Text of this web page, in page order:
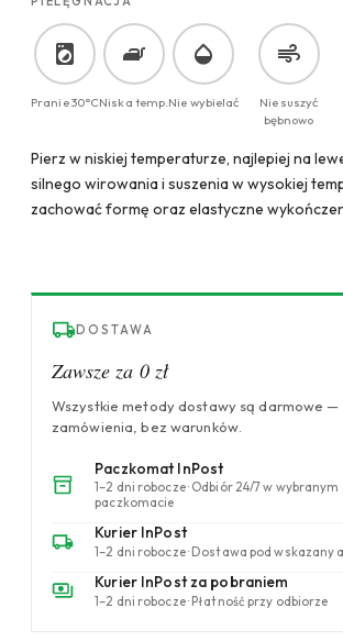
Pranie 30°CNiska temp. Nie wybielać
Nie suszyć
bębnowo
Pierz w niskiej temperaturze, najlepiej na
silnego wirowania i suszenia w wysokiej
zachować formę oraz elastyczne
DOSTAWA
Zawsze za 0 zł
Wszystkie metody dostawy są darmowe —
zamówienia, bez warunków.
Paczkomat InPost
1–2 dni robocze · Odbiór 24/7 w wybranym
paczkomacie
Kurier InPost
1–2 dni robocze · Dostawa pod wskazany
Kurier InPost za pobraniem
1–2 dni robocze · Płatność przy odbiorze